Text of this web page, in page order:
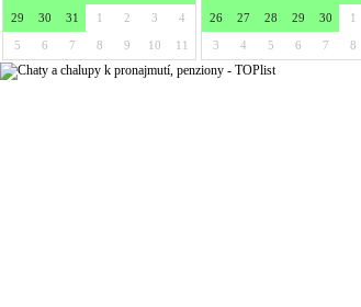
29 30 31 1 2 3 4
5 6 7 8 9 10 11
26 27 28 29 30 1
3 4 5 6 7 8